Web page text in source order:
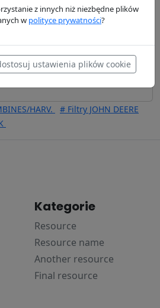
SKL46491
HARV.
# Filtry JOHN DEERE
Kategorie
Resource
Resource name
Another resource
Final resource
z innych niż niezbędne plików
w polityce prywatności?
ustawienia plików cookie